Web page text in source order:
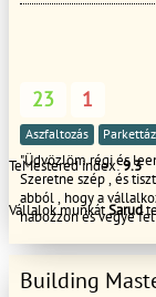
23 1
Aszfaltozás
"Üdvözlöm régi és
Szeretne szép , és
abból , hogy a
habozzon és vegye
Üdvözlettel Tóth
TeMestered index:9.3
Vállalok munkátSarud
Building